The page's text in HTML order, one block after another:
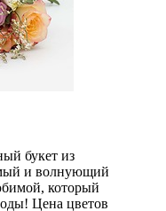
букет из
и волнующий
который
Цена цветов